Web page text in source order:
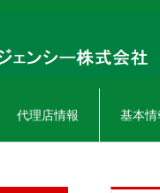
代理店情報 基本情